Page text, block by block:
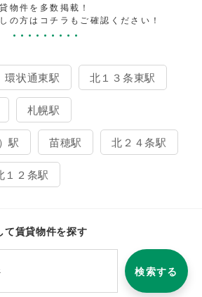
貸物件を多数掲載！
の方はコチラもご確認ください！
環状通東駅 北１３条東駅
札幌駅
駅 苗穂駅 北２４条駅
１２条駅
て賃貸物件を探す
検索する